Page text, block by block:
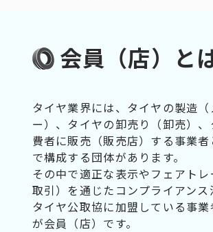
会員（店）と
タイヤ業界には、タイヤの製造（
ー）、タイヤの卸売り（卸売）
費者に販売（販売店）する事業者
で構成する団体があります。
その中で適正な表示やフェアト
取引）を通じたコンプライアンス
タイヤ公取協に加盟している事業
が会員（店）です。